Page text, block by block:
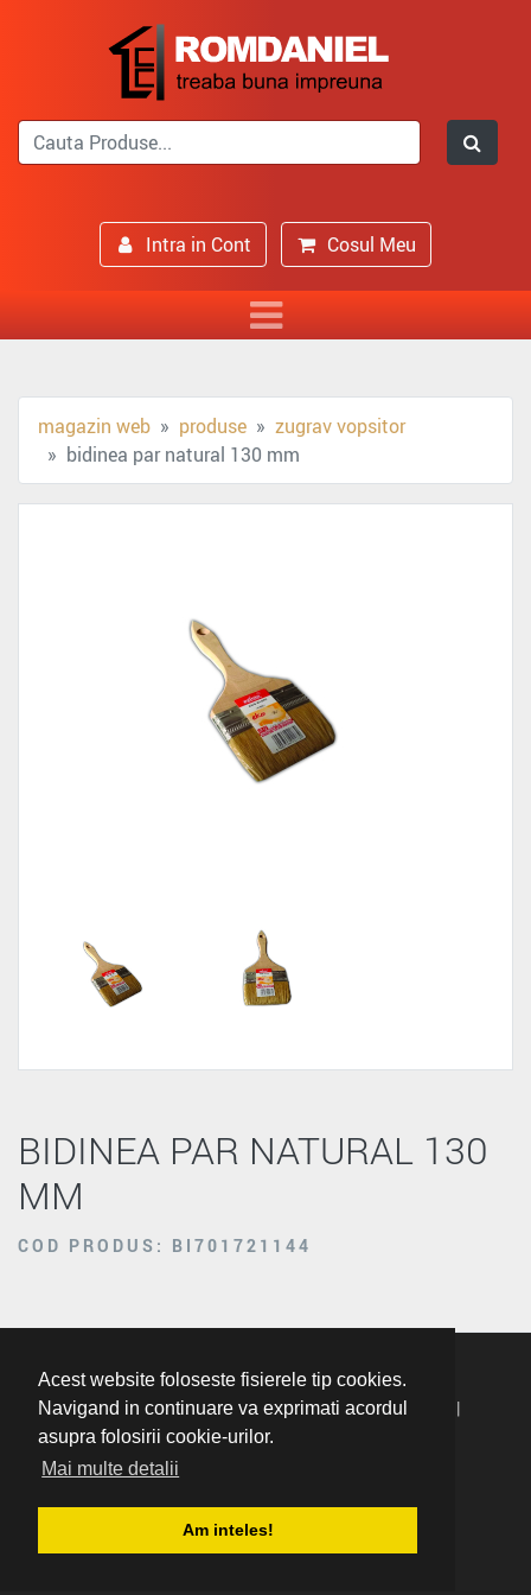
Acest website foloseste fisierele tip cookies.
Navigand in continuare va exprimati acordul
asupra folosirii cookie-urilor.
Mai multe detalii
Am inteles!
Intra in Cont Cosul Meu
magazin web produse
zugrav vopsitor
bidinea par natural 130 mm
BIDINEA PAR NATURAL 130
MM
COD PRODUS: BI701721144
Termeni Si Conditii | Politica De Confidentialitate
|
Politica Cookie
ANPC: 021.9551
Copyright © 2026 SC Romdaniel Impex SRL